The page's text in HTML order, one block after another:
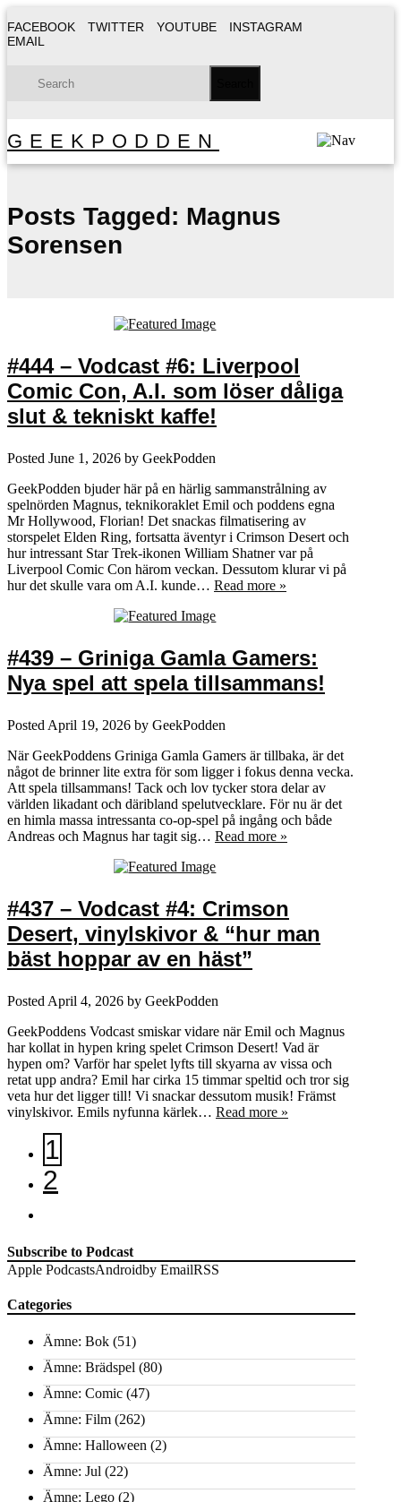
FACEBOOK TWITTER YOUTUBE
INSTAGRAM
EMAIL
GEEKPODDEN
Posts Tagged: Magnus
Sorensen
#444 – Vodcast #6: Liverpool
Comic Con, A.I. som löser dåliga
slut & tekniskt kaffe!
Posted June 1, 2026 by GeekPodden
GeekPodden bjuder här på en härlig sammanstrålning av
spelnörden Magnus, teknikoraklet Emil och poddens egna
Mr Hollywood, Florian! Det snackas filmatisering av
storspelet Elden Ring, fortsatta äventyr i Crimson Desert och
hur intressant Star Trek-ikonen William Shatner var på
Liverpool Comic Con härom veckan. Dessutom klurar vi på
hur det skulle vara om A.I. kunde… Read more »
#439 – Griniga Gamla Gamers:
Nya spel att spela tillsammans!
Posted April 19, 2026 by GeekPodden
När GeekPoddens Griniga Gamla Gamers är tillbaka, är det
något de brinner lite extra för som ligger i fokus denna vecka.
Att spela tillsammans! Tack och lov tycker stora delar av
världen likadant och däribland spelutvecklare. För nu är det
en himla massa intressanta co-op-spel på ingång och både
Andreas och Magnus har tagit sig… Read more »
#437 – Vodcast #4: Crimson
Desert, vinylskivor & “hur man
bäst hoppar av en häst”
Posted April 4, 2026 by GeekPodden
GeekPoddens Vodcast smiskar vidare när Emil och Magnus
har kollat in hypen kring spelet Crimson Desert! Vad är
hypen om? Varför har spelet lyfts till skyarna av vissa och
retat upp andra? Emil har cirka 15 timmar speltid och tror sig
veta hur det ligger till! Vi snackar dessutom musik! Främst
vinylskivor. Emils nyfunna kärlek… Read more »
1
2
Subscribe to Podcast
Apple PodcastsAndroidby EmailRSS
Categories
Ämne: Bok (51)
Ämne: Brädspel (80)
Ämne: Comic (47)
Ämne: Film (262)
Ämne: Halloween (2)
Ämne: Jul (22)
Ämne: Lego (2)